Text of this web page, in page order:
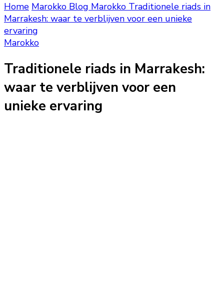
Home Marokko Blog Marokko Traditionele riads in
Marrakesh: waar te verblijven voor een unieke
ervaring
Marokko
Traditionele riads in Marrakesh:
waar te verblijven voor een
unieke ervaring